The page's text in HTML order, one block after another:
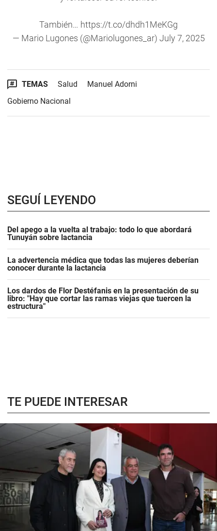
También… https://t.co/dhdh1MeKGg
— Mario Lugones (@Mariolugones_ar) July 7, 2025
TEMAS Salud
Manuel Adorni
Gobierno Nacional
SEGUÍ LEYENDO
Del apego a la vuelta al trabajo: todo lo que abordará
Tunuyán sobre lactancia
La advertencia médica que todas las mujeres deberían
conocer durante la lactancia
Los dardos de Flor Destéfanis en la presentación de su
libro: "Hay que cortar las ramas viejas que tuercen la
estructura"
TE PUEDE INTERESAR